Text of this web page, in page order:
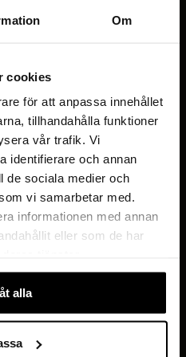
Om
cookies
för att anpassa innehållet
tillhandahålla funktioner
vår trafik. Vi
identifierare och annan
de sociala medier och
vi samarbetar med.
informationen med annan
eller som de har
alla